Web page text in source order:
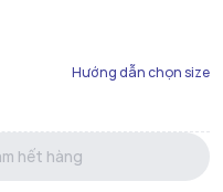
Hướng dẫn chọn size
hết hàng